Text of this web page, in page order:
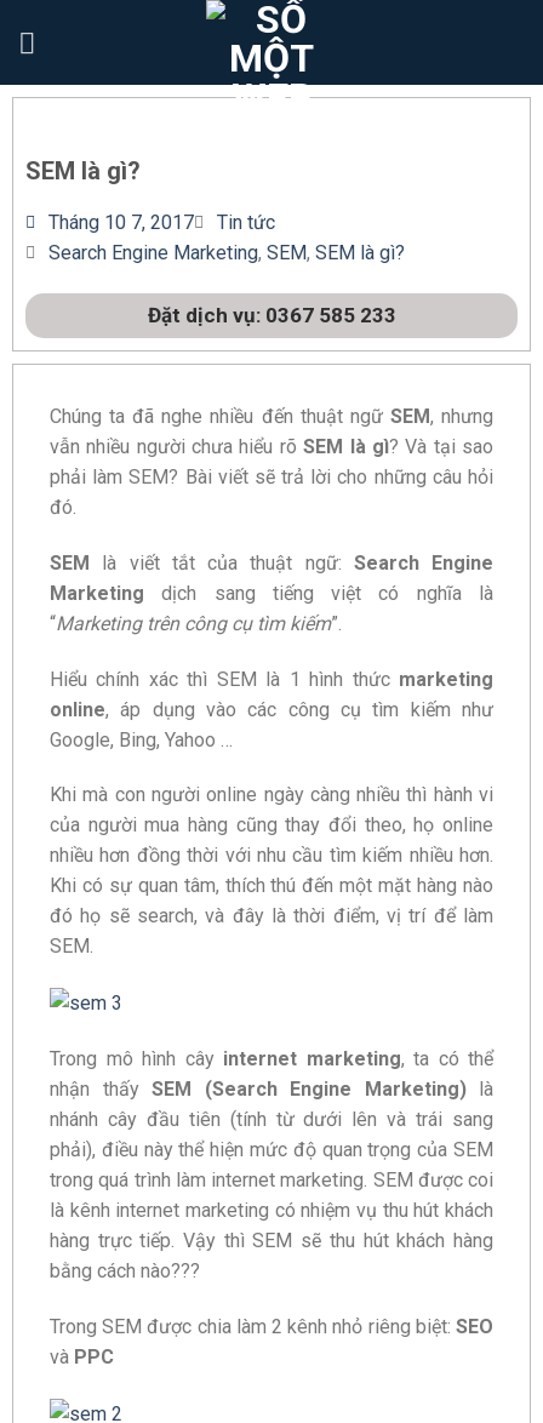
SEM là gì?
Tháng 10 7, 2017
Tin tức
Search Engine Marketing, SEM, SEM là gì?
Đặt dịch vụ: 0367 585 233
Chúng ta đã nghe nhiều đến thuật ngữ SEM, nhưng
vẫn nhiều người chưa hiểu rõSEM là gì? Và tại sao
phải làm SEM? Bài viết sẽ trả lời cho những câu hỏi
đó.
SEM là viết tắt của thuật ngữ: Search Engine
Marketing dịch sang tiếng việt có nghĩa là
“Marketing trên công cụ tìm kiếm”.
Hiểu chính xác thì SEM là 1 hình thức marketing
online, áp dụng vào các công cụ tìm kiếm như
Google, Bing, Yahoo …
Khi mà con người online ngày càng nhiều thì hành vi
của người mua hàng cũng thay đổi theo, họ online
nhiều hơn đồng thời với nhu cầu tìm kiếm nhiều hơn.
Khi có sự quan tâm, thích thú đến một mặt hàng nào
đó họ sẽ search, và đây là thời điểm, vị trí để làm
SEM.
Trong mô hình cây internet marketing, ta có thể
nhận thấySEM (Search Engine Marketing)là
nhánh cây đầu tiên (tính từ dưới lên và trái sang
phải), điều này thể hiện mức độ quan trọng của SEM
trong quá trình làm internet marketing. SEM được coi
là kênh internet marketing có nhiệm vụ thu hút khách
hàng trực tiếp. Vậy thì SEM sẽ thu hút khách hàng
bằng cách nào???
Trong SEM được chia làm 2 kênh nhỏ riêng biệt: SEO
và PPC